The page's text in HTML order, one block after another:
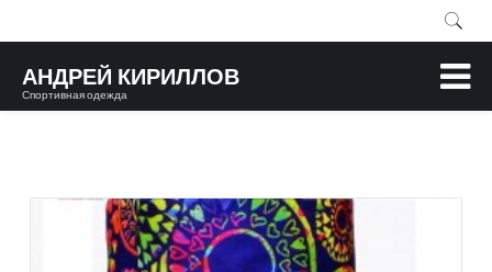
АНДРЕЙ КИРИЛЛОВ
Спортивная одежда